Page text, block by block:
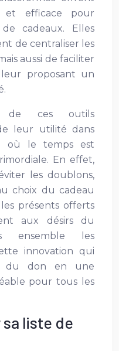
et efficace pour
cadeaux. Elles
de centraliser les
aussi de faciliter
proposant un
de ces outils
leur utilité dans
où le temps est
En effet,
les doublons,
choix du cadeau
présents offerts
aux désirs du
ensemble les
innovation qui
du don en une
pour tous les
liste de